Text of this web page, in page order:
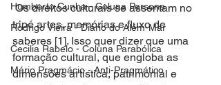
Humberto Cunha - Coluna Persona
Rodrigo Vieira - Diário do Além-Mar
Cecilia Rabelo - Coluna Parabólica
Mário Pragmácio - Anti-Pragmático
Os direitos culturais se assentam no
tripé artes, memórias e fluxo de
saberes [1]. Isso quer dizer que uma
formação cultural, que engloba as
dimensões artística, patrimonial e